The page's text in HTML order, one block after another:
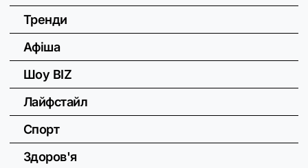
Тренди
Афіша
Шоу BIZ
Лайфстайл
Спорт
Здоров'я